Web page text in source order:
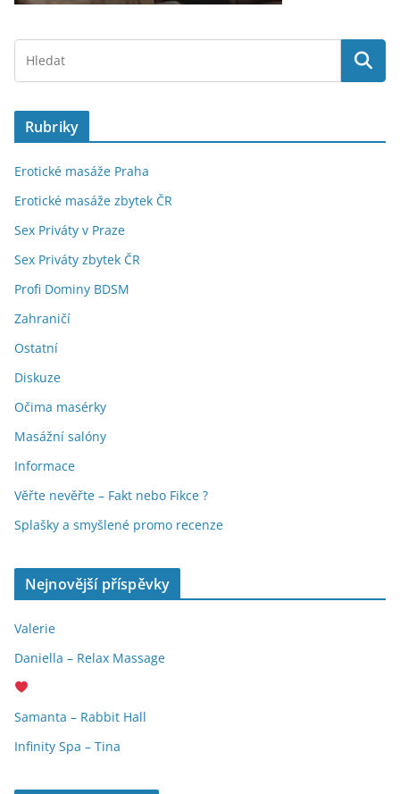
Rubriky
Erotické masáže Praha
Erotické masáže zbytek ČR
Sex Priváty v Praze
Sex Priváty zbytek ČR
Profi Dominy BDSM
Zahraničí
Ostatní
Diskuze
Očima masérky
Masážní salóny
Informace
Věřte nevěřte – Fakt nebo Fikce ?
Splašky a smyšlené promo recenze
Nejnovější příspěvky
Valerie
Daniella – Relax Massage
Samanta – Rabbit Hall
Infinity Spa – Tina